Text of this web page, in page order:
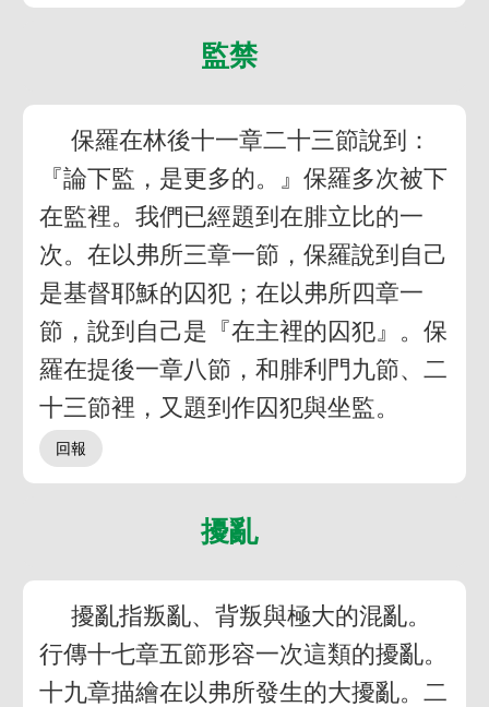
監禁
保羅在林後十一章二十三節說到：
『論下監，是更多的。』保羅多次被下
在監裡。我們已經題到在腓立比的一
次。在以弗所三章一節，保羅說到自己
是基督耶穌的囚犯；在以弗所四章一
節，說到自己是『在主裡的囚犯』。保
羅在提後一章八節，和腓利門九節、二
十三節裡，又題到作囚犯與坐監。
擾亂
擾亂指叛亂、背叛與極大的混亂。
行傳十七章五節形容一次這類的擾亂。
十九章描繪在以弗所發生的大擾亂。二